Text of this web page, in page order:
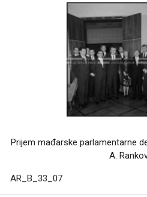
Prijem mađarske parlamentarne
A.
AR_B_33_07